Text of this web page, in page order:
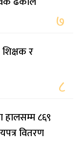
७
शिक्षक र
८
हालसम्म ८६९
वितरण